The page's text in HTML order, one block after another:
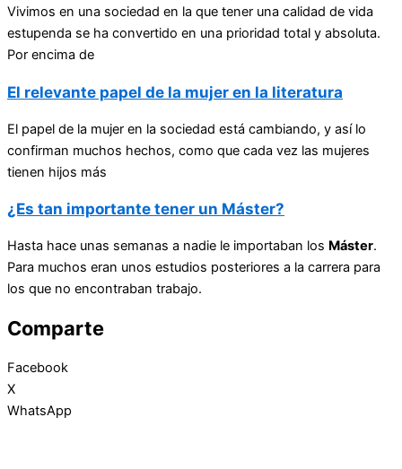
Vivimos en una sociedad en la que tener una calidad de vida
estupenda se ha convertido en una prioridad total y absoluta.
Por encima de
El relevante papel de la mujer en la literatura
El papel de la mujer en la sociedad está cambiando, y así lo
confirman muchos hechos, como que cada vez las mujeres
tienen hijos más
¿Es tan importante tener un Máster?
Hasta hace unas semanas a nadie le importaban los Máster.
Para muchos eran unos estudios posteriores a la carrera para
los que no encontraban trabajo.
Comparte
Facebook
X
WhatsApp